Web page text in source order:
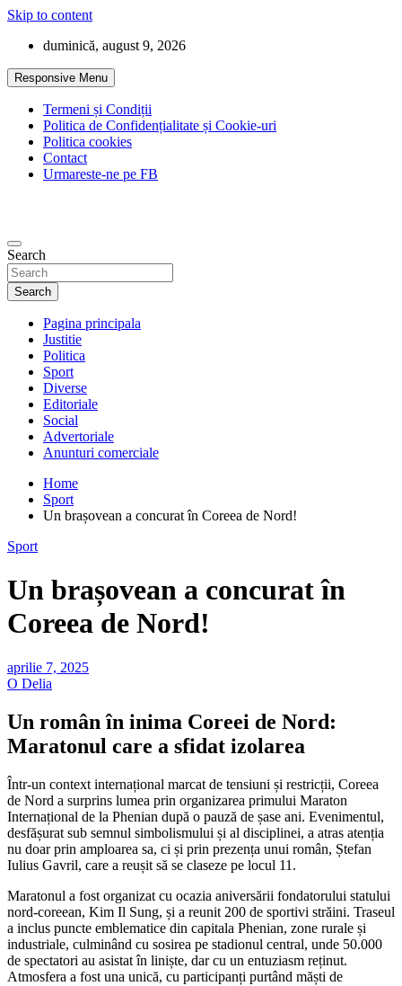
Skip to content
duminică, august 9, 2026
Responsive Menu
Termeni și Condiții
Politica de Confidențialitate și Cookie-uri
Politica cookies
Contact
Urmareste-ne pe FB
Search
Search
Pagina principala
Justitie
Politica
Sport
Diverse
Editoriale
Social
Advertoriale
Anunturi comerciale
Home
Sport
Un brașovean a concurat în Coreea de Nord!
Sport
Un brașovean a concurat în
Coreea de Nord!
aprilie 7, 2025
O Delia
Un român în inima Coreei de Nord:
Maratonul care a sfidat izolarea
Într-un context internațional marcat de tensiuni și restricții, Coreea
de Nord a surprins lumea prin organizarea primului Maraton
Internațional de la Phenian după o pauză de șase ani. Evenimentul,
desfășurat sub semnul simbolismului și al disciplinei, a atras atenția
nu doar prin amploarea sa, ci și prin prezența unui român, Ștefan
Iulius Gavril, care a reușit să se claseze pe locul 11.
Maratonul a fost organizat cu ocazia aniversării fondatorului statului
nord-coreean, Kim Il Sung, și a reunit 200 de sportivi străini. Traseul
a inclus puncte emblematice din capitala Phenian, zone rurale și
industriale, culminând cu sosirea pe stadionul central, unde 50.000
de spectatori au asistat în liniște, dar cu un entuziasm reținut.
Atmosfera a fost una unică, cu participanți purtând măști de